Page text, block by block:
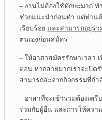
– งานไม่ต้องใช้ทักษะมาก ท
ช่วยแนะนำก่อนทำ แต่ท่าน
เรียบร้อย และสามารถอยู่ร่
ตนเองก่อนสมัคร
– ให้อาสาสมัครรักษาเวลา
ตอน หากสายมากเราจะปิด
สามารถละจากกิจกรรมที่กำ
– อาสาที่จะเข้าร่วมต้องเต
ร่วมกับผู้อื่น และการให้คว